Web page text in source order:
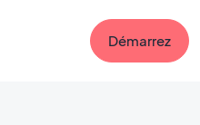
Démarrez